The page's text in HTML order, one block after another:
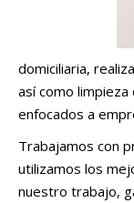
domiciliaria,
así como
enfocados a
Trabajamos con
utilizamos los
nuestro trabajo,